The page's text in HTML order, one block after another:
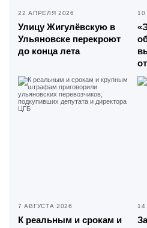
22 АПРЕЛЯ 2026
Улицу Жигулёвскую в
Ульяновске перекроют
до конца лета
10
7 АВГУСТА 2026
К реальным и срокам и